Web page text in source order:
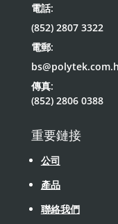
電話:
(852) 2807 3322
電郵:
傳真:
(852) 2806 0388
重要鏈接
公司
產品
聯絡我們